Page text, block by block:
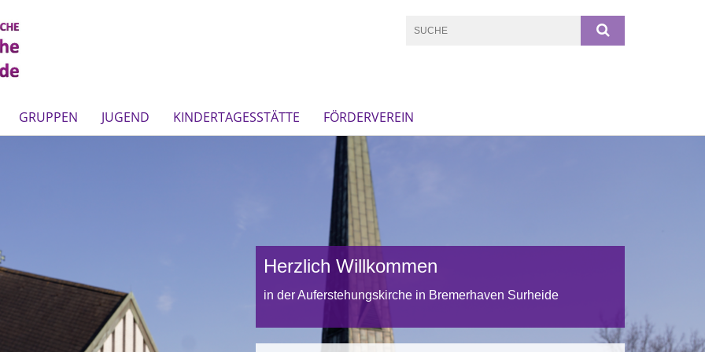
GRUPPEN JUGEND KINDERTAGESSTÄTTE FÖRDERVEREIN
Herzlich Willkommen
in der Auferstehungskirche in Bremerhaven Surheide